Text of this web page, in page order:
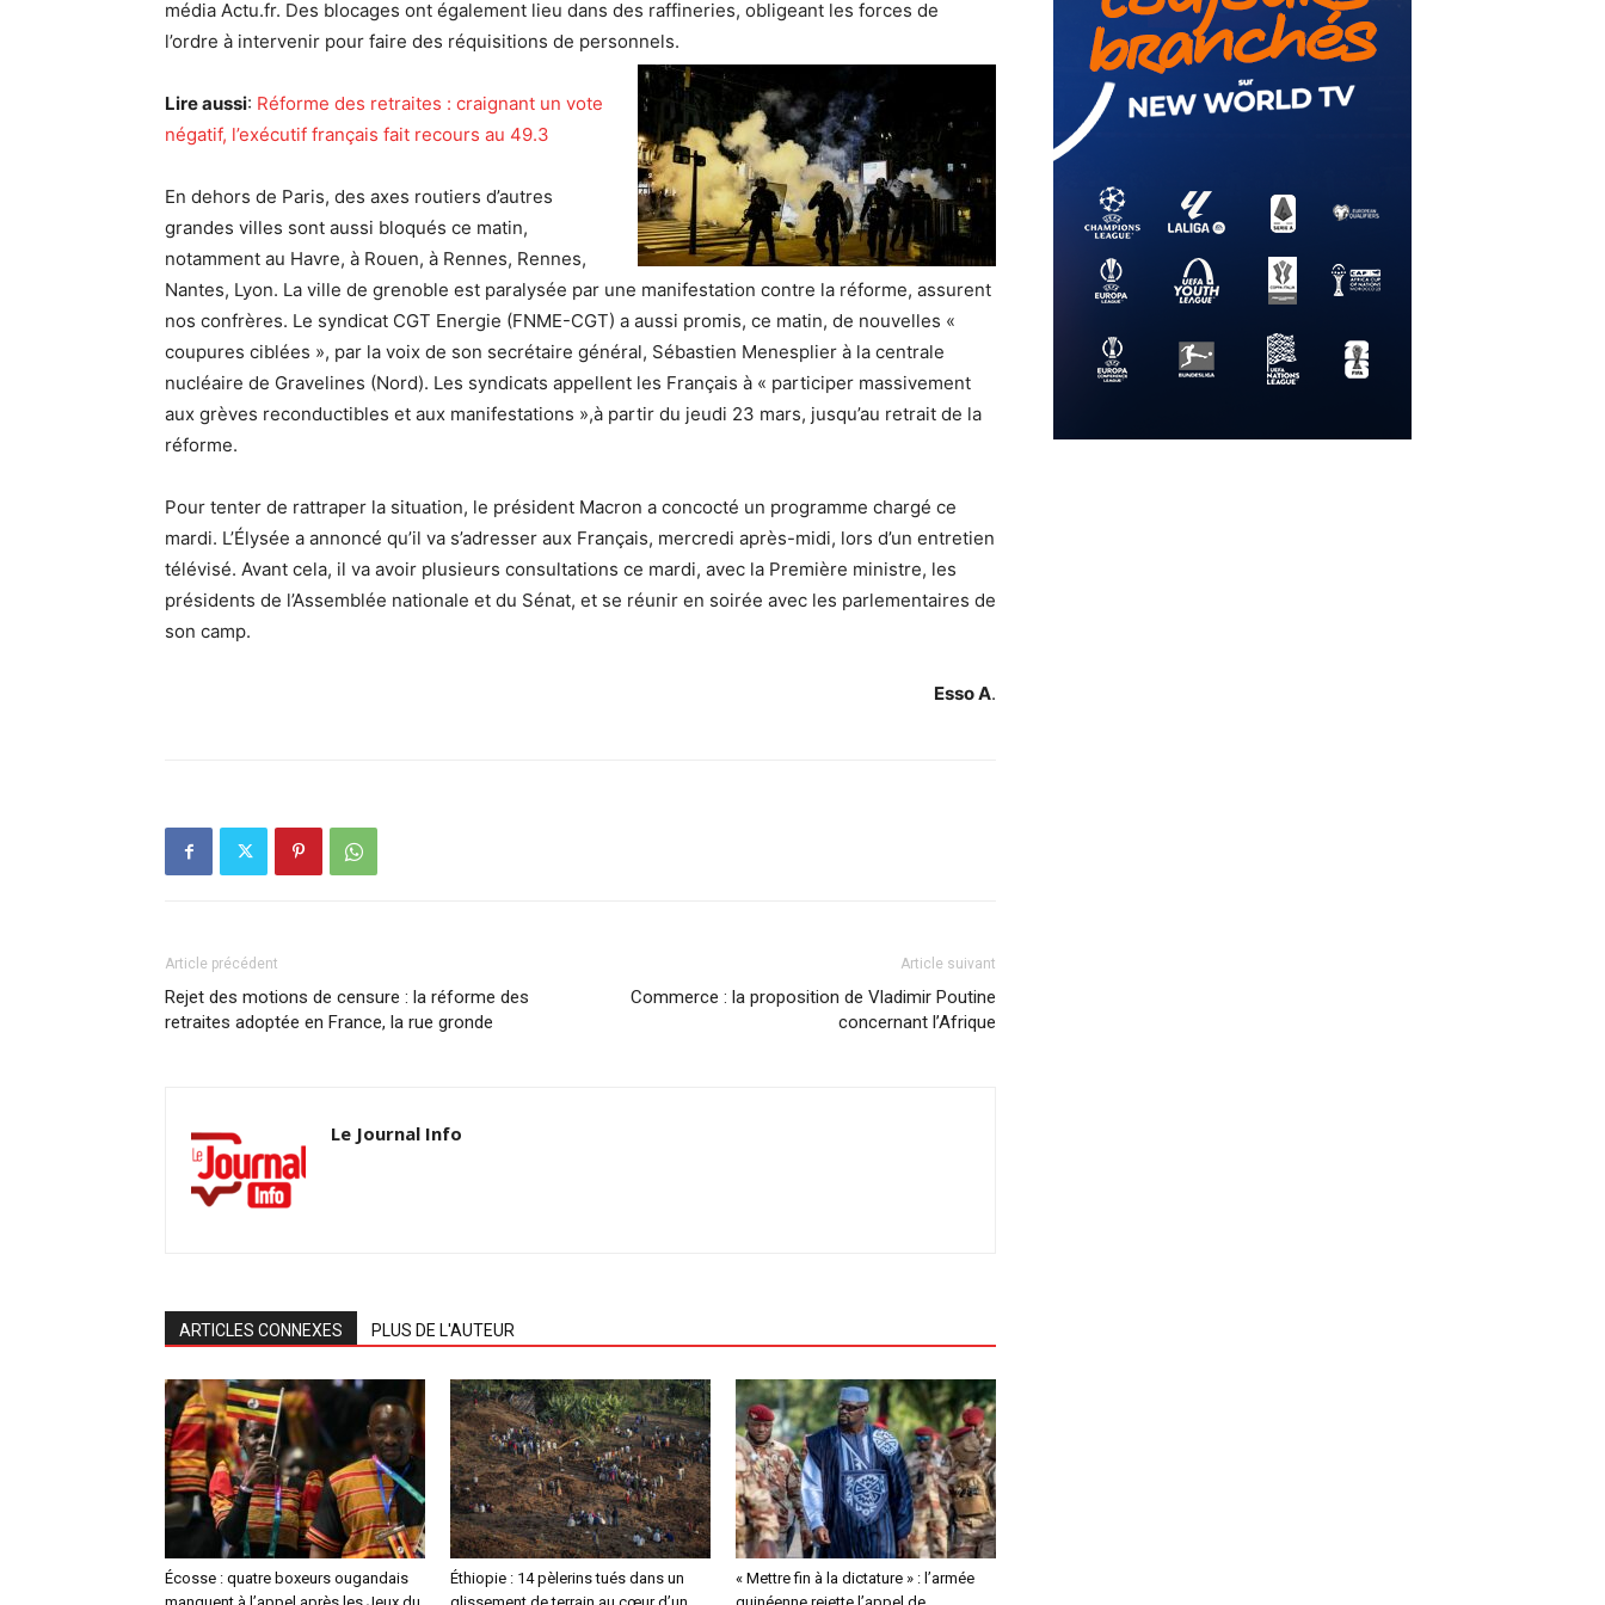
média Actu.fr. Des blocages ont également lieu dans des raffineries, obligeant les forces de
l’ordre à intervenir pour faire des réquisitions de personnels.
Lire aussi: Réforme des retraites : craignant un vote
négatif, l’exécutif français fait recours au 49.3
En dehors de Paris, des axes routiers d’autres
grandes villes sont aussi bloqués ce matin,
notamment au Havre, à Rouen, à Rennes, Rennes,
Nantes, Lyon. La ville de grenoble est paralysée par une manifestation contre la réforme, assurent
nos confrères. Le syndicat CGT Energie (FNME-CGT) a aussi promis, ce matin, de nouvelles «
coupures ciblées », par la voix de son secrétaire général, Sébastien Menesplier à la centrale
nucléaire de Gravelines (Nord). Les syndicats appellent les Français à « participer massivement
aux grèves reconductibles et aux manifestations »,à partir du jeudi 23 mars, jusqu’au retrait de la
réforme.
Pour tenter de rattraper la situation, le président Macron a concocté un programme chargé ce
mardi. L’Élysée a annoncé qu’il va s’adresser aux Français, mercredi après-midi, lors d’un entretien
télévisé. Avant cela, il va avoir plusieurs consultations ce mardi, avec la Première ministre, les
présidents de l’Assemblée nationale et du Sénat, et se réunir en soirée avec les parlementaires de
son camp.
Esso A.
Article précédent
Rejet des motions de censure : la réforme des
retraites adoptée en France, la rue gronde
Article suivant
Commerce : la proposition de Vladimir Poutine
concernant l’Afrique
Le Journal Info
ARTICLES CONNEXES PLUS DE L'AUTEUR
Écosse : quatre boxeurs ougandais
Éthiopie : 14 pèlerins tués dans un
« Mettre fin à la dictature » : l’armée